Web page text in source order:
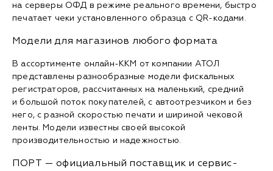
на серверы ОФД в режиме реального времени, быстро
печатает чеки установленного образца с QR-кодами.
Модели для магазинов любого формата
В ассортименте онлайн-ККМ от компании АТОЛ
представлены разнообразные модели фискальных
регистраторов, рассчитанных на маленький, средний
и большой поток покупателей, с автоотрезчиком и без
него, с разной скоростью печати и шириной чековой
ленты. Модели известны своей высокой
производительностью и надежностью.
ПОРТ — официальный поставщик и сервис-